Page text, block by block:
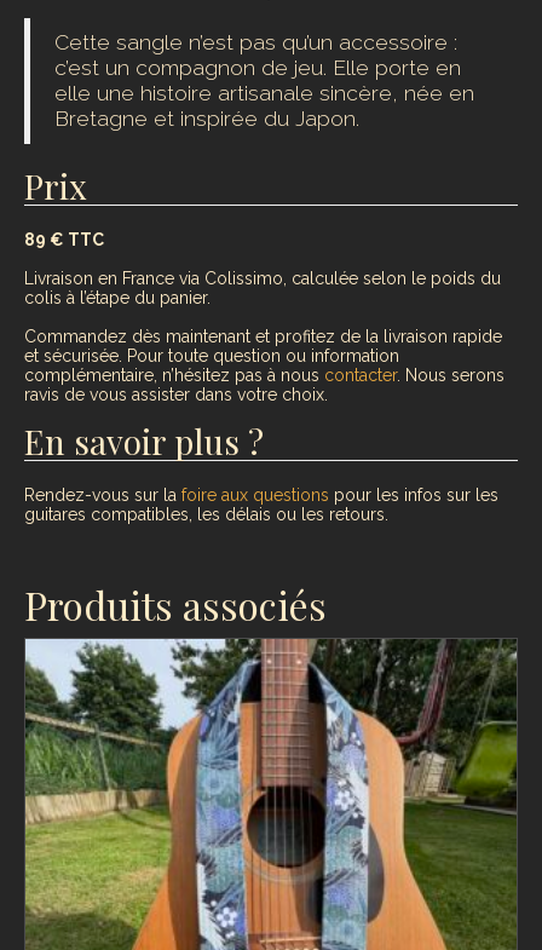
Cette sangle n’est pas qu’un accessoire :
c’est un compagnon de jeu. Elle porte en
elle une histoire artisanale sincère, née en
Bretagne et inspirée du Japon.
Prix
89 € TTC
Livraison en France via Colissimo, calculée selon le poids du
colis à l’étape du panier.
Commandez dès maintenant et profitez de la livraison rapide
et sécurisée. Pour toute question ou information
complémentaire, n’hésitez pas à nous contacter. Nous serons
ravis de vous assister dans votre choix.
En savoir plus ?
Rendez-vous sur la foire aux questions pour les infos sur les
guitares compatibles, les délais ou les retours.
Produits associés